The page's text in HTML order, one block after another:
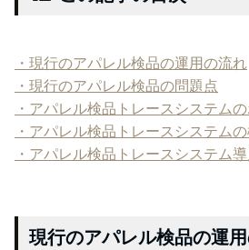
・現行のアパレル検品の運用の流れ
・現行のアパレル検品の問題点
・アパレル検品トレースシステム
・アパレル検品トレースシステム
・アパレル検品トレースシステム
現行のアパレル検品の運